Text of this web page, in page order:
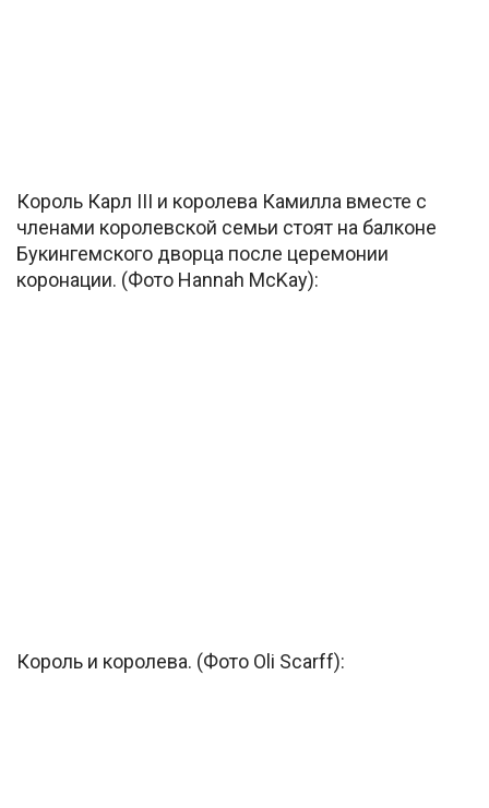
Король Карл III и королева Камилла вместе с
членами королевской семьи стоят на балконе
Букингемского дворца после церемонии
коронации. (Фото Hannah McKay):
Король и королева. (Фото Oli Scarff):